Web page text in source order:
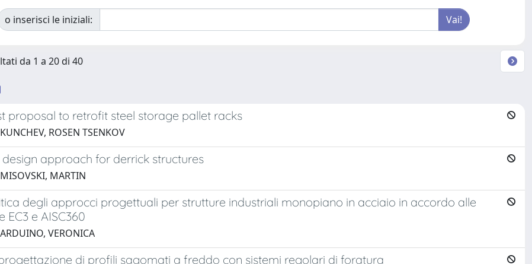
o inserisci le iniziali:
da 1 a 20 di 40
proposal to retrofit steel storage pallet racks
ROSEN TSENKOV
approach for derrick structures
MARTIN
degli approcci progettuali per strutture industriali monopiano in acciaio in accordo alle
EC3 e AISC360
VERONICA
di profili sagomati a freddo con sistemi regolari di foratura